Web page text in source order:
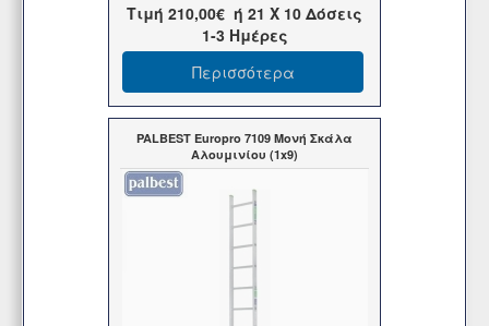
Τιμή 210,00€ ή 21 X 10 Δόσεις
1-3 Ημέρες
Περισσότερα
PALBEST Europro 7109 Μονή Σκάλα
Αλουμινίου (1x9)